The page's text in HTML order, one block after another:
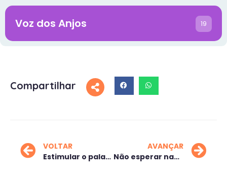
Voz dos Anjos 19
Compartilhar
VOLTAR
Estimular o paladar da vida
AVANÇAR
Não esperar nada